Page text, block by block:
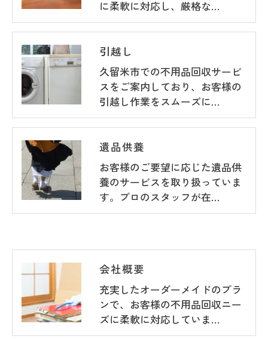
に柔軟に対応し、厳格な…
引越し
久留米市での不用品回収サービ
スをご案内しており、お客様の
引越し作業をスムーズに…
遺品供養
お客様のご要望に応じた遺品供
養のサービスを取り扱っていま
す。プロのスタッフが在…
会社概要
充実したオーダーメイドのプラ
ンで、お客様の不用品回収ニー
ズに柔軟に対応していま…